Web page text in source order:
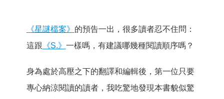
《星謎檔案》 的預告一出，很多讀者忍不住問：
這跟 《S.》 一樣嗎，有建議哪幾種閱讀順序嗎？
身為處於高壓之下的翻譯和編輯後，第一位只要
專心納涼閱讀的讀者，我吃驚地發現本書貌似驚